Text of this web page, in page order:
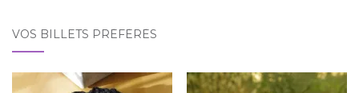
VOS BILLETS PRÉFÉRÉS